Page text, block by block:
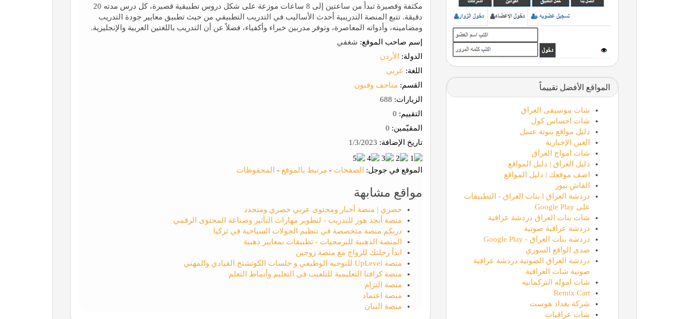
مكثفة وقصيرة تبدأ من ساعتين إلى 8 ساعات موزعة على شكل دروس تطبيقية قصيرة، كل درس مدته 20
دقيقة. تتبع المنصة التدريبية أحدث الأساليب في التدريب التطبيقي من حيث تطبيق معايير جودة التدريب
ومضامينه، وأدواته المعاصرة، وتوفر مدربين خبراء وأكفياء، فضلاً عن أن التدريب باللغتين العربية والإنجليزية.
إسم صاحب الموقع: شغفي
الدولة:
الأردن
اللغة: عربي
القسم: متاحف وفنون
الزيارات:
التقييم:
المقيّمين:
تاريخ الإضافة:
الموقع في جوجل: الصفحات - مرتبط بالموقع - المحفوظات
مواقع مشابهة
حصري | منصة أخبار ومحتوى عربي حصري ومتجدد
منصة أبجد هوز للتدريب - لتطوير مهارات التأثير وصناعة المحتوى الرقمي
دربكم منصة متخصصة في تنظيم الجولات السياحية في تركيا
المنصة الذهبية للبرمجيات - تطبيقات بمعايير ذهبية
ابدأ رحلتك للزواج مع منصة زوجين
منصة UpLevel للتوجيه الوظيفي و جلسات الكوتشنج القيادي والمهني
منصة كرافتا التعليمية للتلعيب في التعليم وأنماط التعلم
منصة التزام
منصة اعتماد
منصة البيان
المواقع الأفضل تقييماً
شات موسيقى العراق
شات احساس كول
دليل مواقع بنوتة عسل
العين الإخبارية
شات امواج العراق
دليل العراق | دليل المواقع
اضف موقعك | دليل المواقع
القاش نيوز
دردشة العراق l بنات العراق - التطبيقات
على Google Play
شات بنات العراق دردشة عراقية
دردشة عراقية صوتية
دردشة بنات العراق - Google Play
صدى الواقع السوري
دردشة العراق الصوتية دردشة عراقية
صوتية شات العراقية
شات اموله التركمانيه
Remix Cart
شركة بغداد هوست
شات عراقيات